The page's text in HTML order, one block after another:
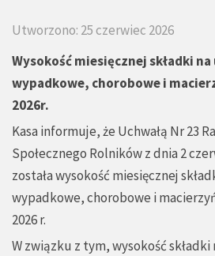
Utworzono: 25 czerwiec 2026
Wysokość miesięcznej składki
wypadkowe, chorobowe i
2026r.
Kasa informuje, że Uchwałą Nr 23
Społecznego Rolników z dnia 2
została wysokość miesięcznej
wypadkowe, chorobowe i
2026 r.
W związku z tym, wysokość